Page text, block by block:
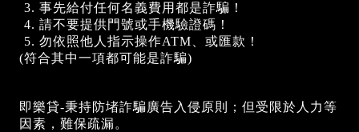
事先給付任何名義費用都是詐騙！
請不要提供門號或手機驗證碼！
勿依照他人指示操作ATM、或匯款！
(符合其中一項都可能是詐騙)
即樂貸-秉持防堵詐騙廣告入侵原則；但受限於人力等
因素，難保疏漏。